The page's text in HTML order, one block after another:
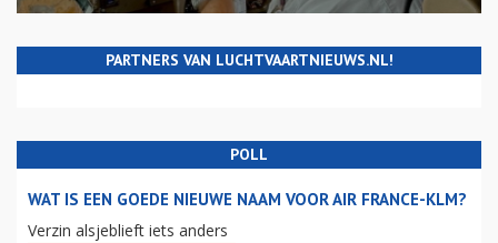
PARTNERS VAN LUCHTVAARTNIEUWS.NL!
POLL
WAT IS EEN GOEDE NIEUWE NAAM VOOR AIR FRANCE-KLM?
Verzin alsjeblieft iets anders